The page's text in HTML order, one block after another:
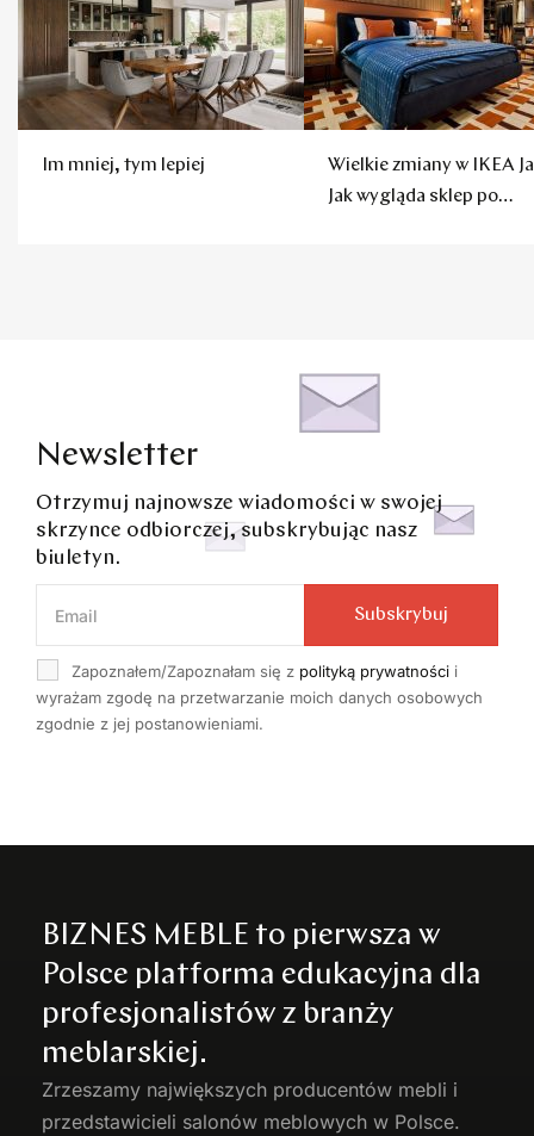
Im mniej, tym lepiej
Wielkie zmiany w IKEA
Jak wygląda sklep po
Newsletter
Otrzymuj najnowsze wiadomości w swojej
skrzynce odbiorczej, subskrybując nasz
biuletyn.
Zapoznałem/Zapoznałam się z polityką prywatności i
wyrażam zgodę na przetwarzanie moich danych osobowych
zgodnie z jej postanowieniami.
Subskrybuj
BIZNES MEBLE to pierwsza w
Polsce platforma edukacyjna dla
profesjonalistów z branży
meblarskiej.
Zrzeszamy największych producentów mebli i
przedstawicieli salonów meblowych w Polsce.